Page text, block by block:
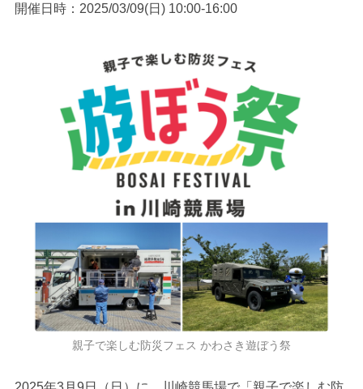
開催日時：2025/03/09(日) 10:00-16:00
親子で楽しむ防災フェス かわさき遊ぼう祭